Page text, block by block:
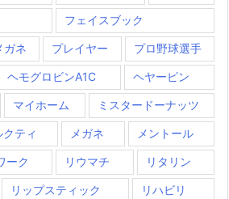
フェイスブック
ガネ プレイヤー プロ野球選手
ヘモグロビンA1C ヘヤーピン
マイホーム ミスタードーナッツ
クティ メガネ メントール
ーク リウマチ リタリン
リップスティック リハビリ